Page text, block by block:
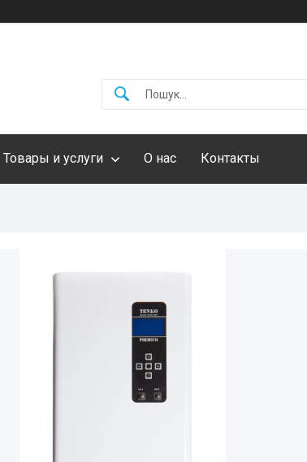
Товары и услуги О нас Контакты